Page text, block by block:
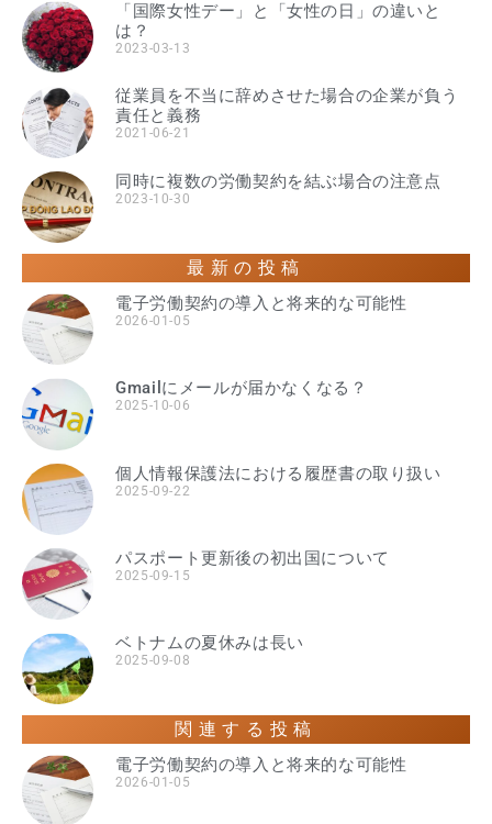
「国際女性デー」と「女性の日」の違いと
は？
2023-03-13
従業員を不当に辞めさせた場合の企業が負う
責任と義務
2021-06-21
同時に複数の労働契約を結ぶ場合の注意点
2023-10-30
最新の投稿
電子労働契約の導入と将来的な可能性
2026-01-05
Gmailにメールが届かなくなる？
2025-10-06
個人情報保護法における履歴書の取り扱い
2025-09-22
パスポート更新後の初出国について
2025-09-15
ベトナムの夏休みは長い
2025-09-08
関連する投稿
電子労働契約の導入と将来的な可能性
2026-01-05